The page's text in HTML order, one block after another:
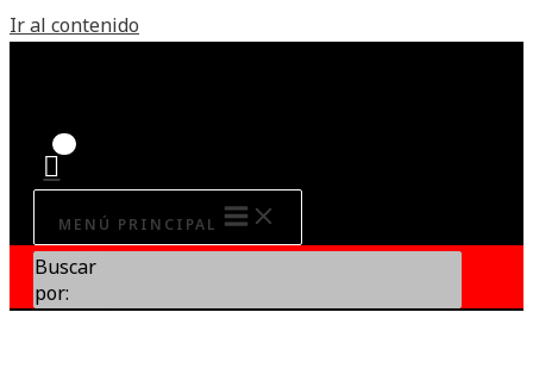
Ir al contenido
MENÚ PRINCIPAL
Buscar
por: